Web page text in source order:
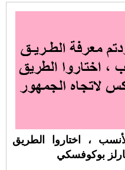
، اختاروا الطريق
بوكوفسكي